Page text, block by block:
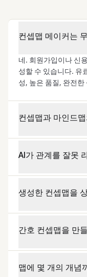
컨셉맵 메이커는
네. 회원가입이나 신
성할 수 있습니다. 유
성, 높은 품질, 완전
컨셉맵과 마인드
AI가 관계를 잘못
생성한 컨셉맵을
간호 컨셉맵을 만
맵에 몇 개의 개념